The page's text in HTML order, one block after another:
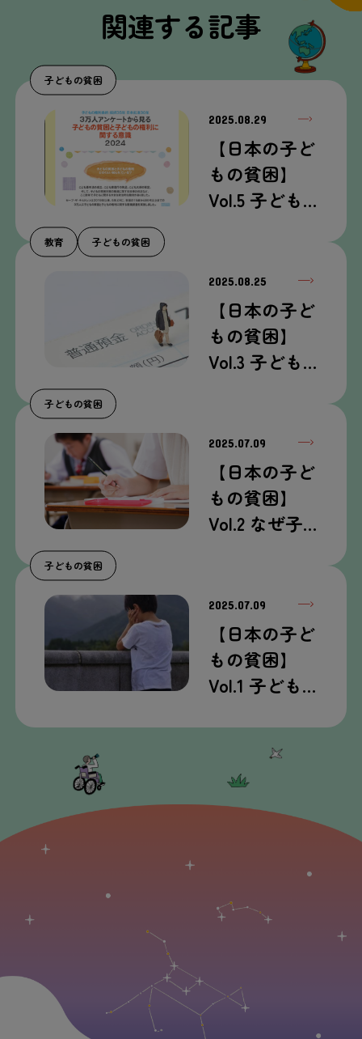
関連する記事
子どもの貧困
2025.08.29
【日本の子ど
もの貧困】
Vol.5 子ども…
教育 子どもの貧困
2025.08.25
【日本の子ど
もの貧困】
Vol.3 子ども…
子どもの貧困
2025.07.09
【日本の子ど
もの貧困】
Vol.2 なぜ子…
子どもの貧困
2025.07.09
【日本の子ど
もの貧困】
Vol.1 子ども…